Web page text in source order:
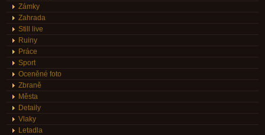
Zámky
Zahrada
Still live
Ruiny
Práce
Sport
Oceněné foto
Zbraně
Města
Detaily
Vlaky
Letadla